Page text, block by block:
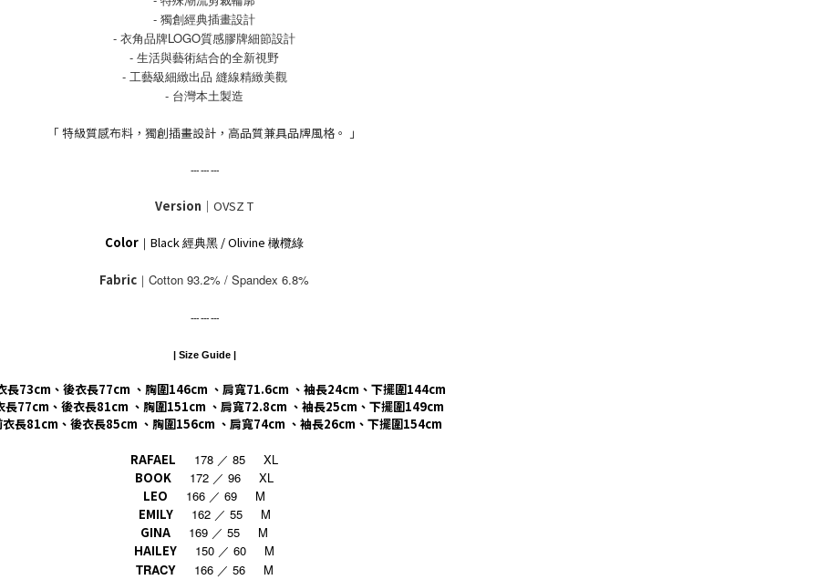
- 獨創經典插畫設計
- 衣角品牌LOGO質感膠牌細節設計
- 生活與藝術結合的全新視野
- 工藝級細緻出品 縫線精緻美觀
- 台灣本土製造
「 特級質感布料，獨創插畫設計，高品質兼具品牌風格。 」
--- --- ---
Version ｜OVSZ T
Color ｜ Black 經典黑 / Olivine 橄欖綠
Fabric ｜Cotton 93.2% / Spandex 6.8%
--- --- ---
| Size Guide |
長73cm、後衣長77cm 、胸圍146cm 、肩寬71.6cm 、袖長24cm、下擺圍144cm
長77cm、後衣長81cm 、胸圍151cm 、肩寬72.8cm 、袖長25cm、下擺圍149cm
長81cm 、後衣長85cm 、胸圍156cm 、肩寬74cm 、袖長26cm 、下擺圍154cm
RAFAEL 178 ／ 85 XL
BOOK 172 ／ 96 XL
LEO 166 ／ 69 M
EMILY162 ／ 55 M
GINA 169 ／ 55 M
HAILEY 150 ／ 60 M
TRACY166 ／ 56 M